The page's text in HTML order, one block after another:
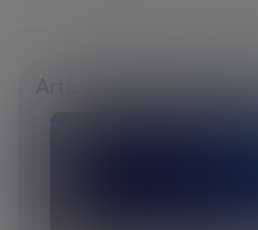
Artículos de Jeremy Kahn